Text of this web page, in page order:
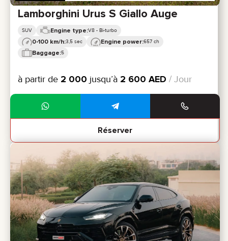
Lamborghini Urus S Giallo Auge
SUV Engine type:V8 - Bi-turbo
0-100 km/h:3,5 sec Engine power:657 ch
Baggage:5
à partir de 2 000 jusqu’à 2 600 AED / Jour
Réserver